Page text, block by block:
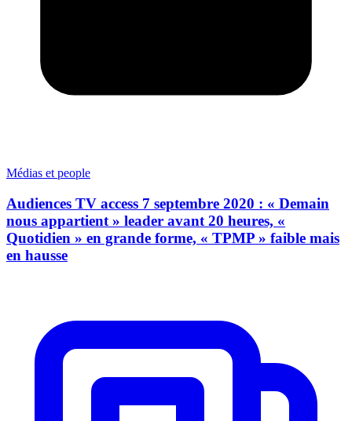
Médias et people
Audiences TV access 7 septembre 2020 : « Demain
nous appartient » leader avant 20 heures, «
Quotidien » en grande forme, « TPMP » faible mais
en hausse